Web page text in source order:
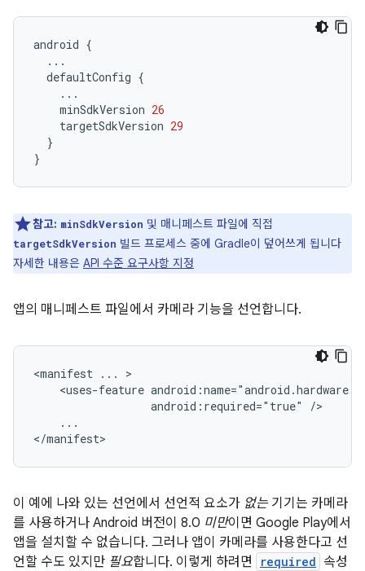
android {
...
defaultConfig {
...
minSdkVersion 26
targetSdkVersion 29
}
}
참고: minSdkVersion 및 매니페스트 파일에 직접
targetSdkVersion 빌드 프로세스 중에 Gradle이 덮어쓰게 됩니다
자세한 내용은 API 수준 요구사항 지정
앱의 매니페스트 파일에서 카메라 기능을 선언합니다.
<manifest ...
<uses-feature
android:required="true"
...
</manifest>
이 예에 나와 있는 선언에서 선언적 요소가 없는기기는 카메라
를 사용하거나 Android 버전이 8.0 미만이면 Google Play에서
앱을 설치할 수 없습니다. 그러나 앱이 카메라를 사용한다고 선
언할 수도 있지만 필요합니다. 이렇게 하려면 required 속성